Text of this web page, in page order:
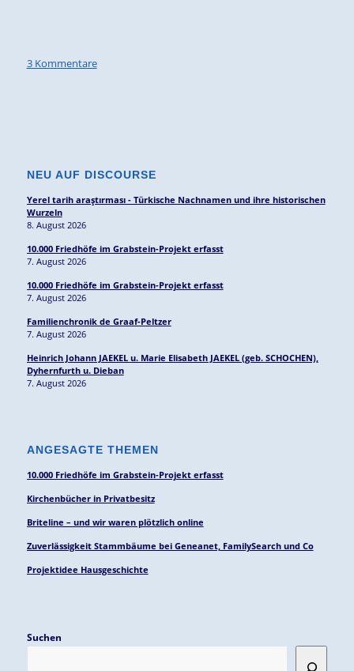
3 Kommentare
NEU AUF DISCOURSE
Yerel tarih araştırması - Türkische Nachnamen und ihre historischen
Wurzeln
8. August 2026
10.000 Friedhöfe im Grabstein-Projekt erfasst
7. August 2026
10.000 Friedhöfe im Grabstein-Projekt erfasst
7. August 2026
Familienchronik de Graaf-Peltzer
7. August 2026
Heinrich Johann JAEKEL u. Marie Elisabeth JAEKEL (geb. SCHOCHEN),
Dyhernfurth u. Dieban
7. August 2026
ANGESAGTE THEMEN
10.000 Friedhöfe im Grabstein-Projekt erfasst
Kirchenbücher in Privatbesitz
Briteline – und wir waren plötzlich online
Zuverlässigkeit Stammbäume bei Geneanet, FamilySearch und Co
Projektidee Hausgeschichte
Suchen